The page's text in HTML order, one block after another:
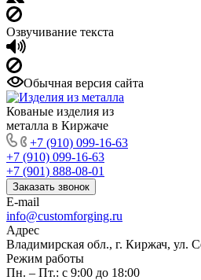
Озвучивание текста
Обычная версия сайта
Кованые изделия из
металла в Киржаче
+7 (910) 099-16-63
+7 (910) 099-16-63
+7 (901) 888-08-01
Заказать звонок
E-mail
info@customforging.ru
Адрес
Владимирская обл., г. Киржач, ул.
Режим работы
Пн. – Пт.: с 9:00 до 18:00